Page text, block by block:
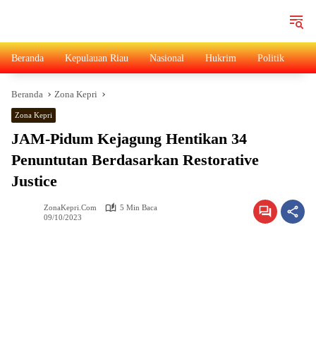
Beranda Kepulauan Riau Nasional Hukrim Politik
Beranda Zona Kepri
Zona Kepri
JAM-Pidum Kejagung Hentikan 34
Penuntutan Berdasarkan Restorative
Justice
ZonaKepri.com
5 Min Baca
09/10/2023